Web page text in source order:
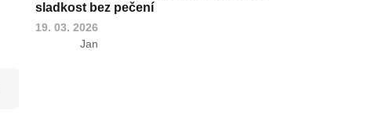
sladkost bez pečení
19. 03. 2026
Jan